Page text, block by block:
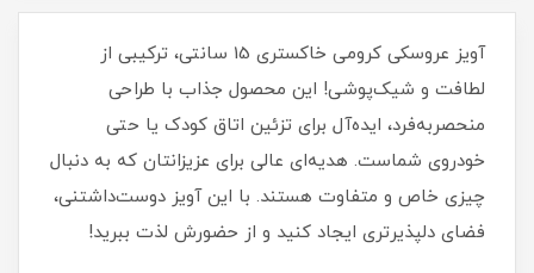
آویز عروسکی کرومی خاکستری 15 سانتی، ترکیبی از
لطافت و شیک‌پوشی! این محصول جذاب با طراحی
منحصربه‌فرد، ایده‌آل برای تزئین اتاق کودک یا حتی
خودروی شماست. هدیه‌ای عالی برای عزیزانتان که به دنبال
چیزی خاص و متفاوت هستند. با این آویز دوست‌داشتنی،
فضای دلپذیرتری ایجاد کنید و از حضورش لذت ببرید!